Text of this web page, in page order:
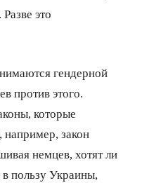
это
гендерной
против этого.
которые
закон
немцев, хотят ли
в пользу Украины,